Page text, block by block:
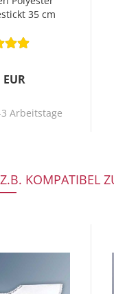
35 cm
Arbeitstage
KOMPATIBEL